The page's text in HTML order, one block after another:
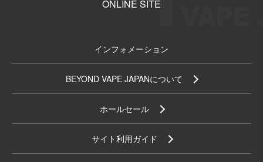
ONLINE SITE
インフォメーション
BEYOND VAPE JAPANについて
ホールセール
サイト利用ガイド